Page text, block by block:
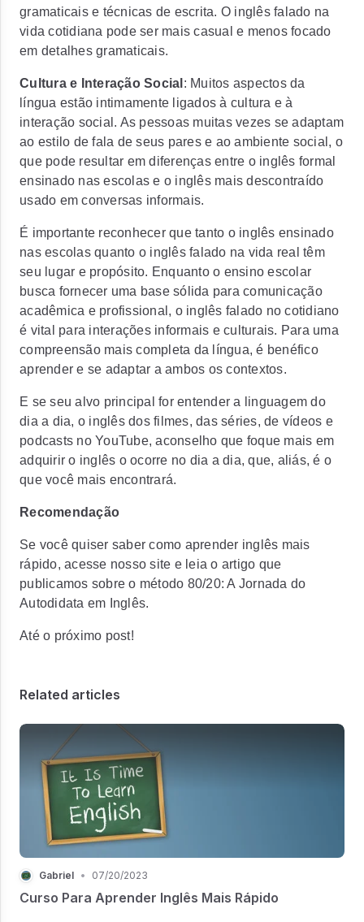
gramaticais e técnicas de escrita. O inglês falado na
vida cotidiana pode ser mais casual e menos focado
em detalhes gramaticais.
Cultura e Interação Social : Muitos aspectos da
língua estão intimamente ligados à cultura e à
interação social. As pessoas muitas vezes se adaptam
ao estilo de fala de seus pares e ao ambiente social, o
que pode resultar em diferenças entre o inglês formal
ensinado nas escolas e o inglês mais descontraído
usado em conversas informais.
É importante reconhecer que tanto o inglês ensinado
nas escolas quanto o inglês falado na vida real têm
seu lugar e propósito. Enquanto o ensino escolar
busca fornecer uma base sólida para comunicação
acadêmica e profissional, o inglês falado no cotidiano
é vital para interações informais e culturais. Para uma
compreensão mais completa da língua, é benéfico
aprender e se adaptar a ambos os contextos.
E se seu alvo principal for entender a linguagem do
dia a dia, o inglês dos filmes, das séries, de vídeos e
podcasts no YouTube, aconselho que foque mais em
adquirir o inglês o ocorre no dia a dia, que, aliás, é o
que você mais encontrará.
Recomendação
Se você quiser saber como aprender inglês mais
rápido, acesse nosso site e leia o artigo que
publicamos sobre o método 80/20: A Jornada do
Autodidata em Inglês.
Até o próximo post!
Related articles
Gabriel • 07/20/2023
Curso Para Aprender Inglês Mais Rápido